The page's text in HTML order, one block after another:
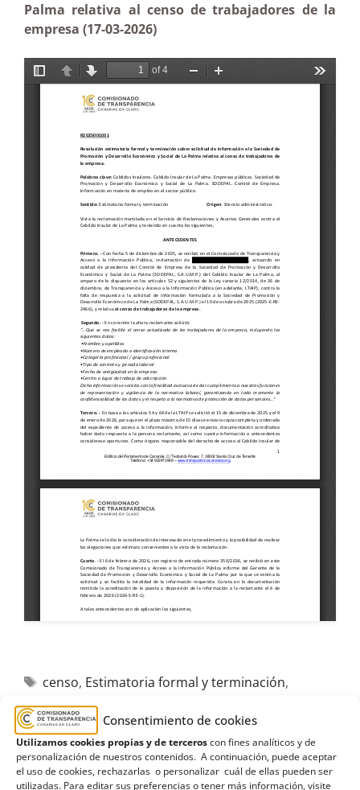
Consentimiento de cookies
Utilizamos cookies propias y de terceroscon fines analíticos y de
personalización de nuestros contenidos. A continuación, puede aceptar
el uso de cookies, rechazarlas o personalizar cuál de ellas pueden ser
utilizadas. Para editar sus preferencias o tener más información, visite
Palma relativa al censo de trabajadores de la
empresa (17-03-2026)
censo, Estimatoria formal y terminación,
Sociedad de Promoción y Desarrollo Económico y
Social de La Palma,Sodepal,trabajadores